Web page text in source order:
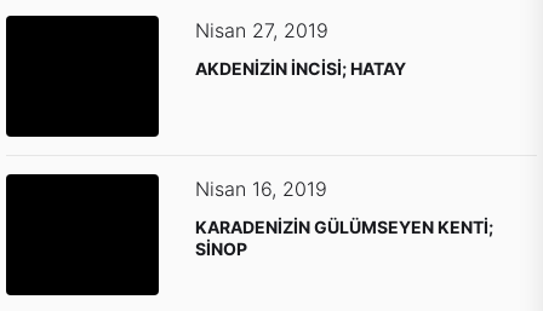
Nisan 27, 2019
AKDENİZİN İNCİSİ; HATAY
Nisan 16, 2019
KARADENİZİN GÜLÜMSEYEN KENTİ;
SİNOP